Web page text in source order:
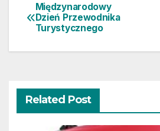
Nawigacja
wpisu
Międzynarodowy
Dzień Przewodnika
Turystycznego
Related Post